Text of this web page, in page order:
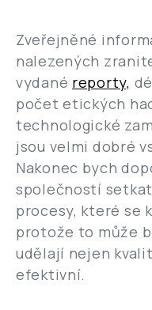
Zveřejněné
nalezených
vydané reporty,
počet etických
technologické
jsou velmi dobré
Nakonec bych
společností
procesy, které se
protože to může
udělají nejen
efektivní.